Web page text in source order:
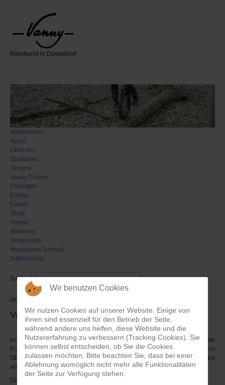
Kleinkunst in Düsseldorf
Willkommen
News
Über uns
Sportarten
Termine
Vanny-Trainer
Ehrungen
Erfolge
Events
Shop
Presse
Weblinks
Downloads
Impressum/ Kontakt
Datenschutz
Suchen
Aktuell sind 13 Gäste und keine Mitglieder online
Vanny bei CenterTV
Zuletzt aktualisiert: 02. Juli 2017
Im Vorfeld zu unserem Vanny-Auftritt beim Rahmenprogramm der Tour de
France fand am 19.06.2017 eine Pressekonferenz mit dem
Oberbürgermeister vor dem Landtag in Düsseldorf statt. Paula und Sandra
waren vor Ort und sind in einem kleinen Beitrag bei CenterTV zu sehen.
Den Beitrag findet ihr
Wir benutzen Cookies
Wir nutzen Cookies auf unserer Website. Einige von
ihnen sind essenziell für den Betrieb der Seite,
während andere uns helfen, diese Website und die
Nutzererfahrung zu verbessern (Tracking Cookies). Sie
können selbst entscheiden, ob Sie die Cookies
zulassen möchten. Bitte beachten Sie, dass bei einer
Ablehnung womöglich nicht mehr alle Funktionalitäten
der Seite zur Verfügung stehen.